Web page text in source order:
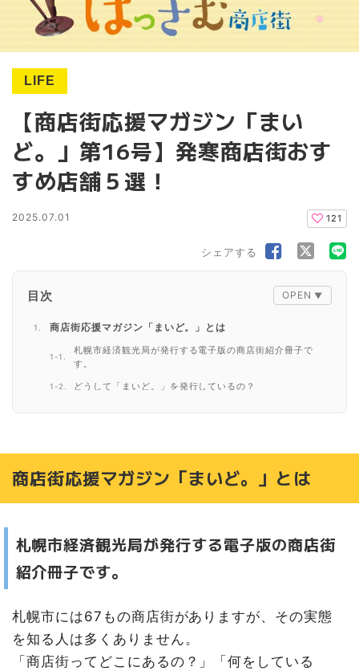
LIFE
【商店街応援マガジン「まい
ど。」第16号】発寒商店街おす
すめ店舗５選！
2025.07.01 121
シェアする
目次
商店街応援マガジン「まいど。」とは
札幌市経済観光局が発行する電子版の商店街紹介冊子で
す。
どうして「まいど。」を発行しているの？
『源光金物店』
『くまのしっぽ』
商店街応援マガジン「まいど。」を読むには
商店街応援マガジン「まいど。」とは
札幌市経済観光局が発行する電子版の商店街
紹介冊子です。
札幌市には67もの商店街がありますが、その実態
を知る人は多くありません。
「商店街ってどこにあるの？」「何をしている